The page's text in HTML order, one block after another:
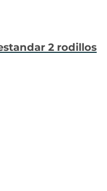
2 rodillos